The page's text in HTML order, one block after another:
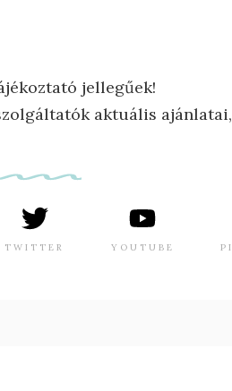
jellegűek!
aktuális
TWITTER YOUTUBE